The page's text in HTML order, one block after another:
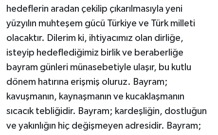
hedeflerin aradan çekilip çıkarılmasıyla yeni
yüzyılın muhteşem gücü Türkiye ve Türk milleti
olacaktır. Dilerim ki, ihtiyacımız olan dirliğe,
isteyip hedeflediğimiz birlik ve beraberliğe
bayram günleri münasebetiyle ulaşır, bu kutlu
dönem hatırına erişmiş oluruz. Bayram;
kavuşmanın, kaynaşmanın ve kucaklaşmanın
sıcacık tebliğidir. Bayram; kardeşliğin, dostluğun
ve yakınlığın hiç değişmeyen adresidir. Bayram;